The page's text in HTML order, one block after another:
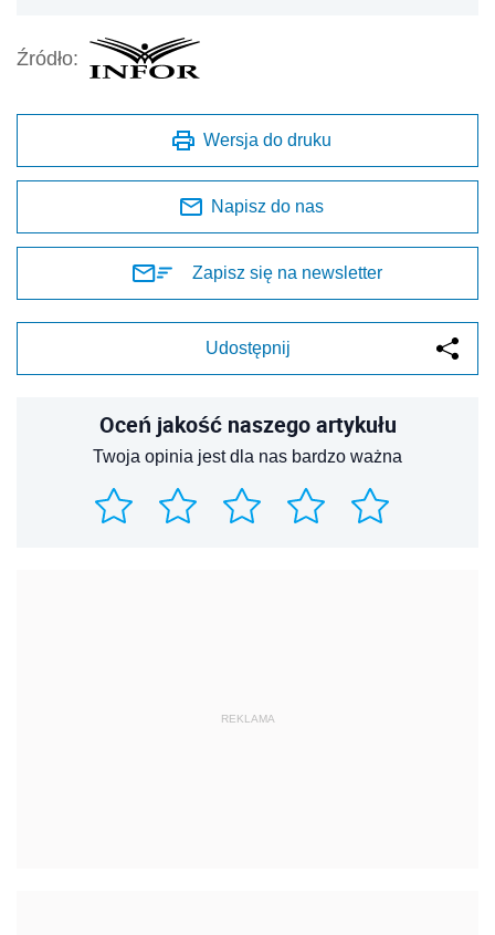
Źródło:
Wersja do druku
Napisz do nas
Zapisz się na newsletter
Udostępnij
Oceń jakość naszego artykułu
Twoja opinia jest dla nas bardzo ważna
REKLAMA